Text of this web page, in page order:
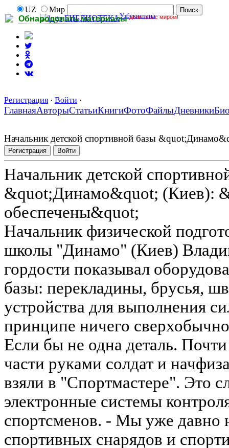
Обнародовать материалы делитесь с миром!
UZ
Мир
БИБЛИОТЕКАУзбекистана
Регистрация · Войти ·
ГлавнаяАвторыСтатьиКнигиФотоФайлыДневники
Начальник детской спортивной базы
Регистрация Войти
Начальник детской
&quot;Динамо&quot; (Киев):
обеспечены&quot;
Начальник физической
школы "Динамо" (Киев)
гордости показывал
базы: перекладины, брусья,
устройства для выполнения
принципе ничего
Если бы не одна деталь.
части руками солдат и
взяли в "Спортмастере". Это
электронные системы
спортсменов. - Мы уже давно
спортивных снарядов и